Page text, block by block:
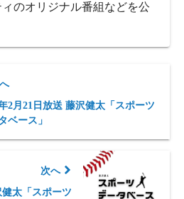
のオリジナル番組などを公
2月21日放送 藤沢健太「スポーツ
ベース」
次へ
健太「スポーツ